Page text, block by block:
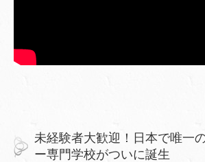
未経験者大歓迎！日本で唯一
ー専門学校がついに誕生